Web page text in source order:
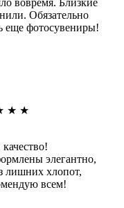
Обязательно
еще фотосувениры!
★ ★
элегантно,
лишних хлопот,
всем!